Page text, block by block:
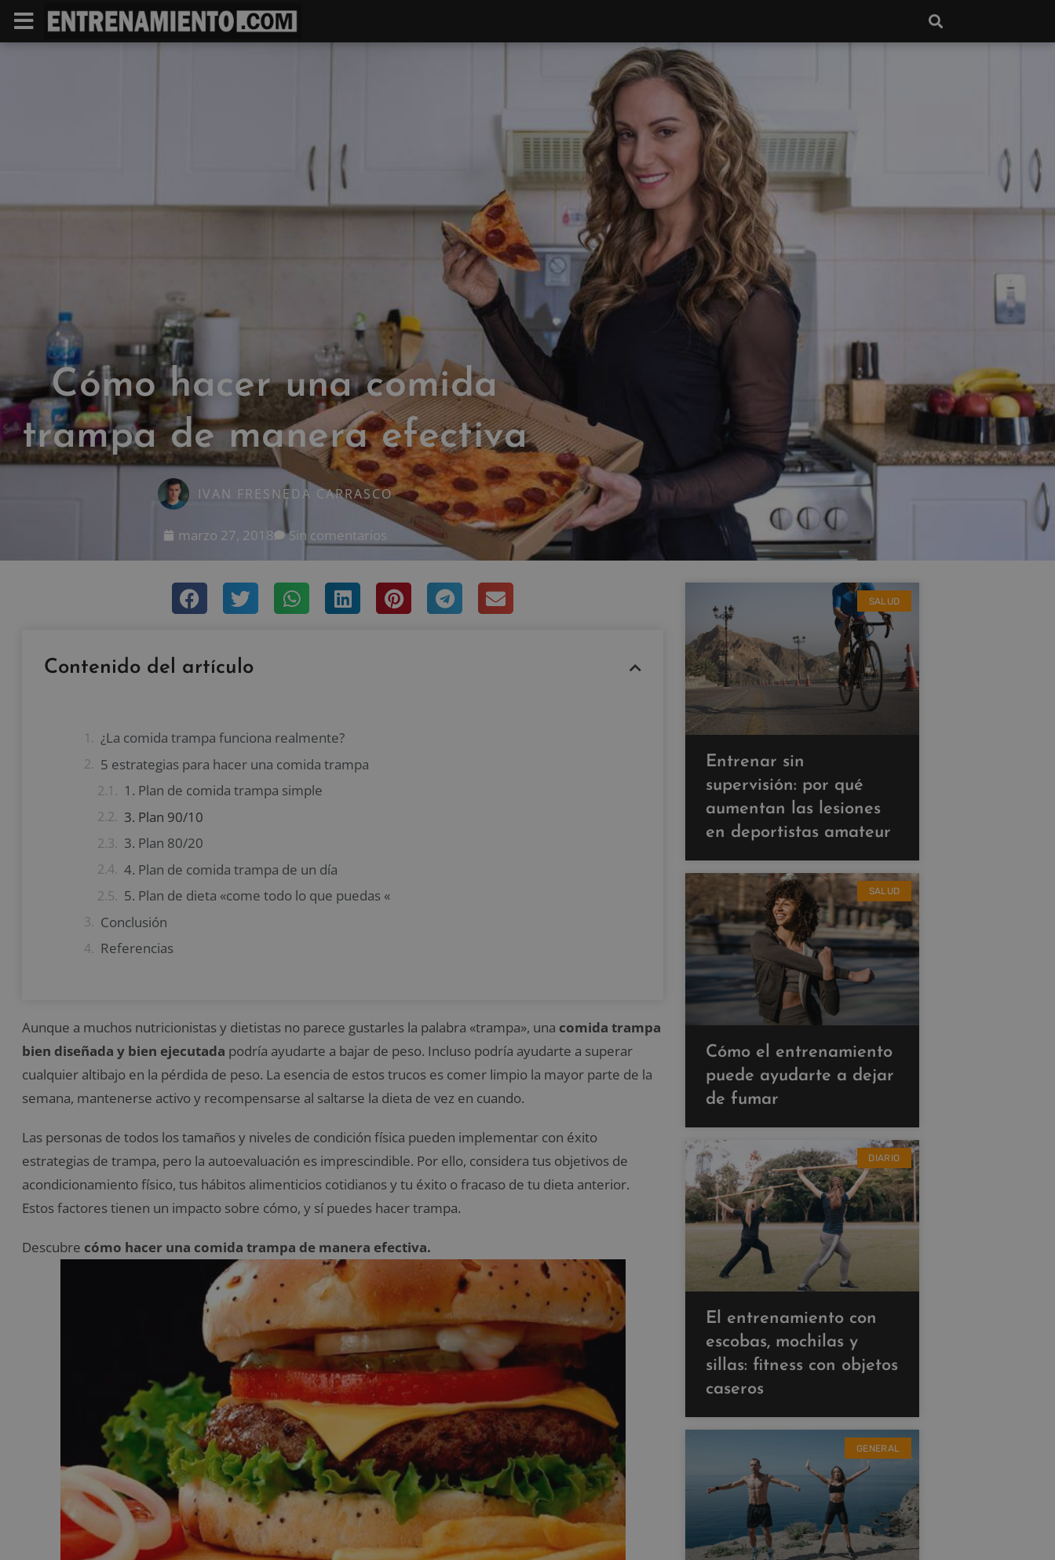
Cómo hacer una comida
trampa de manera efectiva
IVAN FRESNEDA CARRASCO
marzo 27, 2018 Sin comentarios
Contenido del artículo
¿La comida trampa funciona realmente?
5 estrategias para hacer una comida trampa
1. Plan de comida trampa simple
3. Plan 90/10
3. Plan 80/20
4. Plan de comida trampa de un día
5. Plan de dieta «come todo lo que puedas «
Conclusión
Referencias
Aunque a muchos nutricionistas y dietistas no parece gustarles la palabra «trampa», una comida trampa
bien diseñada y bien ejecutada podría ayudarte a bajar de peso. Incluso podría ayudarte a superar
cualquier altibajo en la pérdida de peso. La esencia de estos trucos es comer limpio la mayor parte de la
semana, mantenerse activo y recompensarse al saltarse la dieta de vez en cuando.
Las personas de todos los tamaños y niveles de condición física pueden implementar con éxito
estrategias de trampa, pero la autoevaluación es imprescindible. Por ello, considera tus objetivos de
acondicionamiento físico, tus hábitos alimenticios cotidianos y tu éxito o fracaso de tu dieta anterior.
Estos factores tienen un impacto sobre cómo, y sí puedes hacer trampa.
Descubre cómo hacer una comida trampa de manera efectiva.
SALUD
Entrenar sin
supervisión: por qué
aumentan las lesiones
en deportistas amateur
SALUD
Cómo el entrenamiento
puede ayudarte a dejar
de fumar
DIARIO
El entrenamiento con
escobas, mochilas y
sillas: fitness con objetos
caseros
GENERAL